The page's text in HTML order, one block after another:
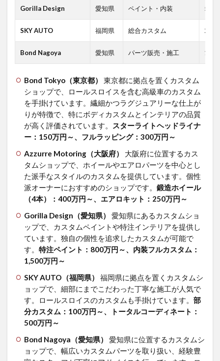
1.3.1
タム前
に愛車
を確認
ロー
ルス
ロイ
スカ
スタ
ムパ
ーツ
細
は？
カリ
ナン
やフ
ァン
トム
2.1
ロー
ルス
ロイ
スカ
リナ
ンの
カス
タム
につ
2.2
Gorilla Design 愛知県 ペイント・内装 500
SKY AUTO 福岡県 総合カスタム 250
Bond Nagoya 愛知県 パーツ販売・施工 150
Bond Tokyo（東京都）
東京都に拠点を置くカスタム
ショップで、ロールスロイスを含む高級車のカスタム
を手掛けています。 繊細かつラグジュアリーな仕上が
りが特徴で、特にボディカスタムとインテリアの品質
が高く評価されています。
スターライトヘッドライナ
ー：150万円～、フルラッピング：300万円～
Azzurre Motoring（大阪府）
大阪府に位置するカス
タムショップで、ホイールやエアロパーツを中心とし
た派手なスタイルのカスタムを提供しています。 個性
派オーナーにおすすめのショップです。 鍛造ホイール
（4本）：400万円～、エアロキット：250万円～
Gorilla Design（愛知県）
愛知県にあるカスタムショ
ップで、カスタムペイントや特注インテリアを提供し
ています。 独自の個性を追求したカスタムが可能で
す。 特注ペイント：800万円～、内装フルカスタム：
1,500万円～
SKY AUTO（福岡県）
福岡県に拠点を置くカスタムシ
ョップで、細部にまでこだわった丁寧な施工が人気で
す。
ロールスロイスのカスタムも手掛けています。 部
分カスタム：100万円～、トータルコーディネート：
500万円～
Bond Nagoya（愛知県）
愛知県に位置するカスタムシ
ョップで、幅広いカスタムパーツを取り扱い、経験豊